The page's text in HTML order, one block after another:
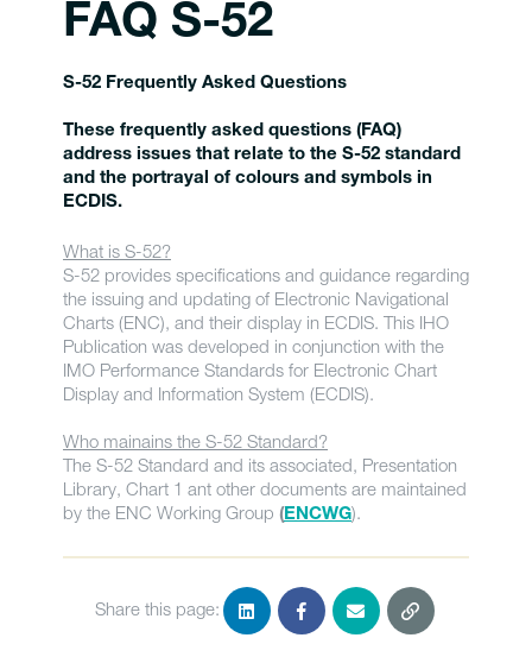
FAQ S-52
S-52 Frequently Asked Questions
These frequently asked questions (FAQ)
address issues that relate to the S-52 standard
and the portrayal of colours and symbols in
ECDIS.
What is S-52?
S-52 provides specifications and guidance regarding
the issuing and updating of Electronic Navigational
Charts (ENC), and their display in ECDIS. This IHO
Publication was developed in conjunction with the
IMO Performance Standards for Electronic Chart
Display and Information System (ECDIS).
Who mainains the S-52 Standard?
The S-52 Standard and its associated, Presentation
Library, Chart 1 ant other documents are maintained
by the ENC Working Group (ENCWG).
Share this page: